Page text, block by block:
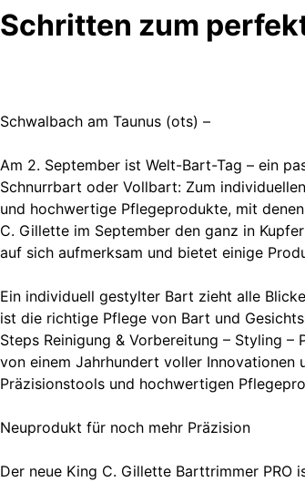
Schritten zum
Schwalbach am Taunus (ots) –
Am 2. September ist Welt-Bart-Tag – ein
Schnurrbart oder Vollbart: Zum
und hochwertige Pflegeprodukte, mit
C. Gillette im September den ganz in
auf sich aufmerksam und bietet einige
Ein individuell gestylter Bart zieht alle
ist die richtige Pflege von Bart und
Steps Reinigung & Vorbereitung – Styling
von einem Jahrhundert voller
Präzisionstools und hochwertigen
Neuprodukt für noch mehr Präzision
Der neue King C. Gillette Barttrimmer